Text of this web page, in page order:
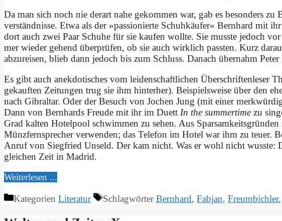
Da man sich noch nie der­art na­he ge­kom­men war, gab es be­son­ders
ver­ständ­nis­se. Et­wa als der »pas­sio­nier­te Schuh­käu­fer« Bern­hard mit
dort auch zwei Paar Schu­he für sie kau­fen woll­te. Sie muss­te je­doch
mer wie­der ge­hend über­prü­fen, ob sie auch wirk­lich pass­ten. Kurz
ab­zu­rei­sen, blieb dann je­doch bis zum Schluss. Da­nach über­nahm Pe­ter
Es gibt auch an­ek­do­ti­sches vom lei­den­schaft­li­chen Über­schrif­ten­le­ser
ge­kauf­ten Zei­tun­gen trug sie ihm hin­ter­her). Bei­spiels­wei­se über den
nach Gi­bral­tar. Oder der Be­such von Jo­chen Jung (mit ei­ner
Dann von Bern­hards Freu­de mit ihr im Du­ett In the sum­mer­ti­me zu
Grad kal­ten Ho­tel­pool schwim­men zu se­hen. Aus
Münz­fern­spre­cher ver­wen­den; das Te­le­fon im Ho­tel war ihm zu teu­er.
An­ruf von Sieg­fried Un­seld. Der kam nicht. Was er wohl nicht wuss­te:
glei­chen Zeit in Ma­drid.
Wei­ter­le­sen ...
Kategorien Literatur SchlagwörterBernhard, Fabjan, Freumbichler,